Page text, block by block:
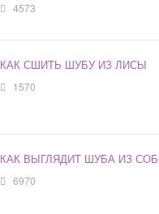
4573
КАК СШИТЬ ШУБУ ИЗ ЛИСЫ
1570
КАК ВЫГЛЯДИТ ШУБА ИЗ
6970